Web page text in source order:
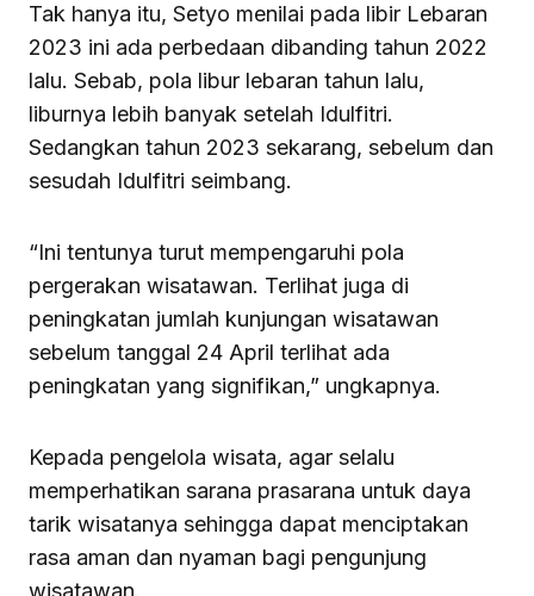
Tak hanya itu, Setyo menilai pada libir Lebaran
2023 ini ada perbedaan dibanding tahun 2022
lalu. Sebab, pola libur lebaran tahun lalu,
liburnya lebih banyak setelah Idulfitri.
Sedangkan tahun 2023 sekarang, sebelum dan
sesudah Idulfitri seimbang.
“Ini tentunya turut mempengaruhi pola
pergerakan wisatawan. Terlihat juga di
peningkatan jumlah kunjungan wisatawan
sebelum tanggal 24 April terlihat ada
peningkatan yang signifikan,” ungkapnya.
Kepada pengelola wisata, agar selalu
memperhatikan sarana prasarana untuk daya
tarik wisatanya sehingga dapat menciptakan
rasa aman dan nyaman bagi pengunjung
wisatawan.